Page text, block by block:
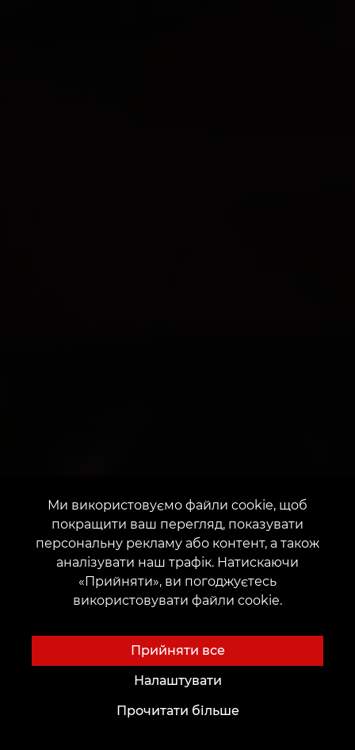
Ми використовуємо файли cookie, щоб
покращити ваш перегляд, показувати
персональну рекламу або контент, а також
аналізувати наш трафік. Натискаючи
«Прийняти», ви погоджуєтесь
використовувати файли cookie.
Прийняти все
Налаштувати
Прочитати більше